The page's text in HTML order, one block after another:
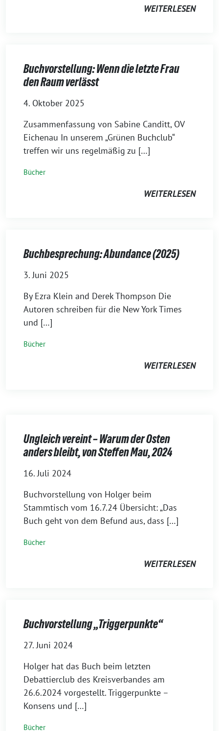
WEITERLESEN
Buchvorstellung: Wenn die letzte Frau
den Raum verlässt
4. Oktober 2025
Zusammenfassung von Sabine Canditt, OV
Eichenau In unserem „Grünen Buchclub“
treffen wir uns regelmäßig zu […]
Bücher
WEITERLESEN
Buchbesprechung: Abundance (2025)
3. Juni 2025
By Ezra Klein and Derek Thompson Die
Autoren schreiben für die New York Times
und […]
Bücher
WEITERLESEN
Ungleich vereint – Warum der Osten
anders bleibt, von Steffen Mau, 2024
16. Juli 2024
Buchvorstellung von Holger beim
Stammtisch vom 16.7.24 Übersicht: „Das
Buch geht von dem Befund aus, dass […]
Bücher
WEITERLESEN
Buchvorstellung „Triggerpunkte“
27. Juni 2024
Holger hat das Buch beim letzten
Debattierclub des Kreisverbandes am
26.6.2024 vorgestellt. Triggerpunkte –
Konsens und […]
Bücher